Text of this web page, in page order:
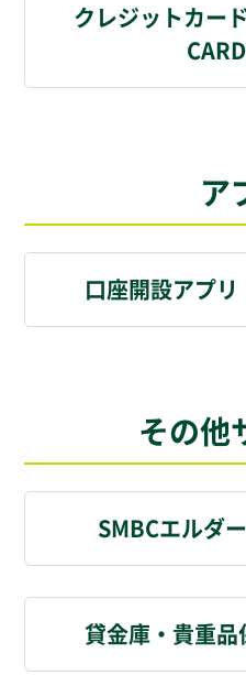
クレジットカー
CARD
ア
口座開設アプリ
その他
SMBCエルダ
貸金庫・貴重